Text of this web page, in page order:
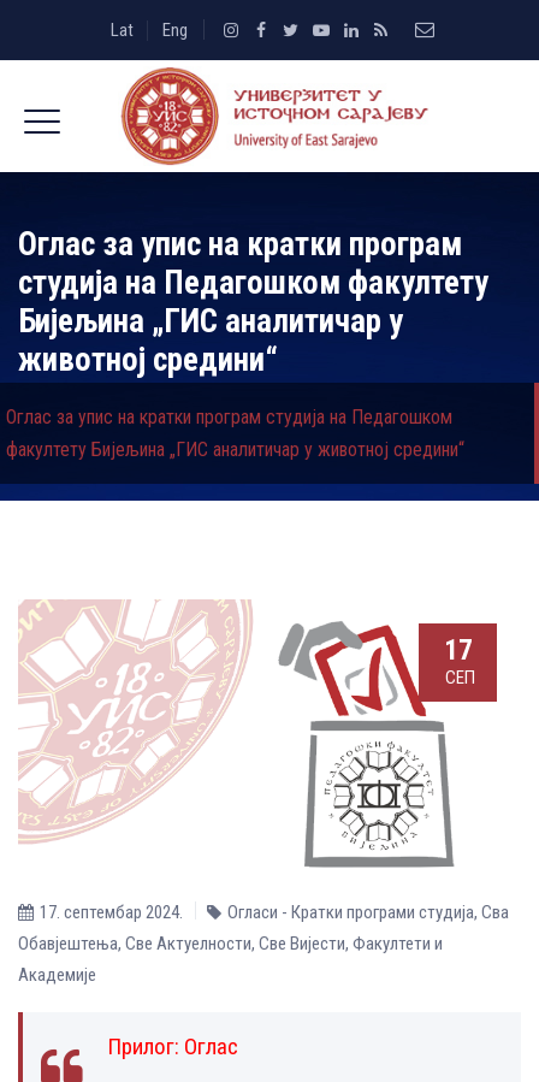
Lat Eng
Оглас за упис на кратки програм
студија на Педагошком факултету
Бијељина „ГИС аналитичар у
животној средини“
Оглас за упис на кратки програм студија на Педагошком
факултету Бијељина „ГИС аналитичар у животној средини“
17
СЕП
17. септембар 2024. Oгласи - Кратки програми студија, Сва
Обавјештења, Све Aктуелности, Све Вијести, Факултети и
Академије
Прилог: Оглас